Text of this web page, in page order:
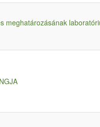
meghatározásának